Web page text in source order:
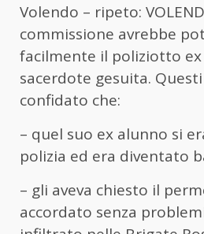
Volendo – ripeto:
commissione avrebbe
facilmente il poliziotto
sacerdote gesuita.
confidato che:
– quel suo ex alunno si
polizia ed era diventato
– gli aveva chiesto il
accordato senza